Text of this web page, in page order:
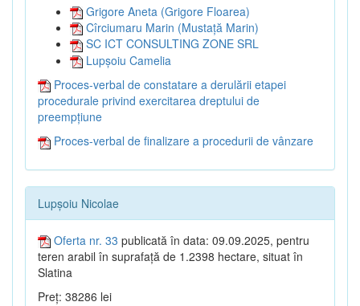
Grigore Aneta (Grigore Floarea)
Cîrciumaru Marin (Mustață Marin)
SC ICT CONSULTING ZONE SRL
Lupșoiu Camelia
Proces-verbal de constatare a derulării etapei
procedurale privind exercitarea dreptului de
preempțiune
Proces-verbal de finalizare a procedurii de vânzare
Lupșoiu Nicolae
Oferta nr. 33 publicată în data: 09.09.2025, pentru
teren arabil în suprafață de 1.2398 hectare, situat în
Slatina
Preț: 38286 lei